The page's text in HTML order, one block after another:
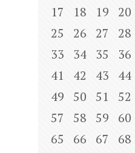
17
18 19 20
25
26 27 28
33
34 35 36
41
42 43 44
49
50 51 52
57
58 59 60
65
66 67 68